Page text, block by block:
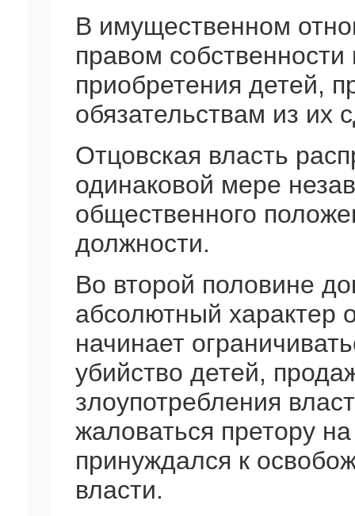
В имущественном
правом
приобретения детей,
обязательствам из их
Отцовская власть
одинаковой мере
общественного
должности.
Во второй половине
абсолютный характер
начинает
убийство детей,
злоупотребления
жаловаться претору
принуждался к
власти.